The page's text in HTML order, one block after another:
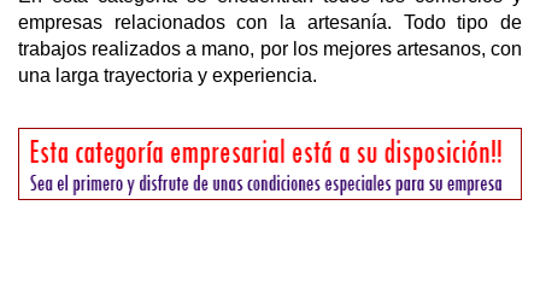
empresas relacionados con la artesanía. Todo tipo de
trabajos realizados a mano, por los mejores artesanos, con
una larga trayectoria y experiencia.